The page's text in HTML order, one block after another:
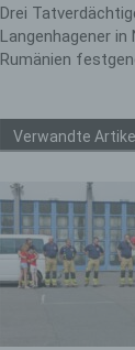
Drei
Langenhagener in
Rumänien
Verwandte Artikel